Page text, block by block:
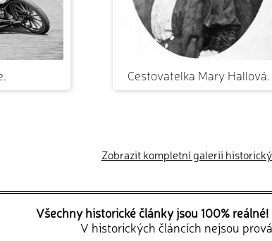
Cestovatelka Mary Hallová.
Zobrazit kompletní galerii
Všechny historické články jsou 100% reálné!
V historických článcích nejsou